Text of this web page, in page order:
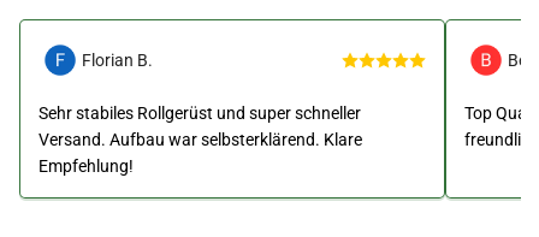
Florian B.
Sehr stabiles Rollgerüst und super schneller
Versand. Aufbau war selbsterklärend. Klare
Empfehlung!
Top